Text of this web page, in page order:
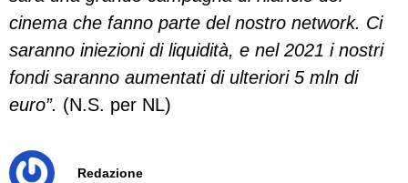
cinema che fanno parte del nostro network. Ci
saranno iniezioni di liquidità, e nel 2021 i nostri
fondi saranno aumentati di ulteriori 5 mln di
euro”. (N.S. per NL)
Redazione